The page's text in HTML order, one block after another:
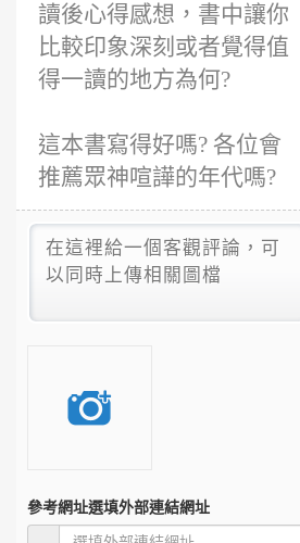
讀後心得感想，書中讓你
比較印象深刻或者覺得值
得一讀的地方為何?
這本書寫得好嗎? 各位會
推薦眾神喧譁的年代嗎?
參考網址選填外部連結網址